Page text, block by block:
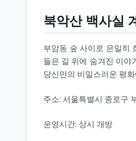
북악산 백사실
부암동 숲 사이로 은밀히
들은 길 위에 숨겨진 이야
당신만의 비밀스러운 평
주소: 서울특별시 종로구
운영시간: 상시 개방